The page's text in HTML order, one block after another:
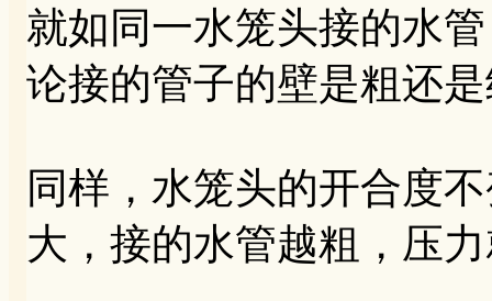
就如同一水笼头接的水
论接的管子的壁是粗还
同样，水笼头的开合度
大，接的水管越粗，压